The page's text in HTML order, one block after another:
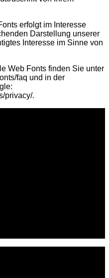
erfolgt im Interesse
Darstellung unserer
Interesse im Sinne von
Web Fonts finden Sie unter
faq und in der
privacy/.